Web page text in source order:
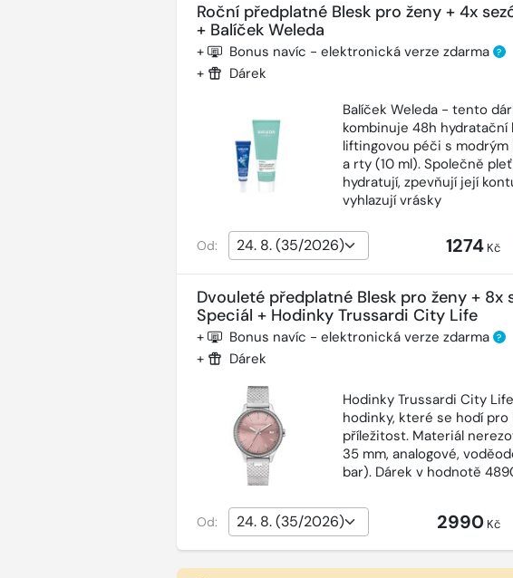
Roční předplatné Blesk pro ženy + 4x
+ Balíček Weleda
+ Bonus navíc - elektronická verze zdarma ?
+
Dárek
Balíček Weleda - tento
kombinuje 48h hydratační
liftingovou péči s
a rty (10 ml). Společně
hydratují, zpevňují její
vyhlazují vrásky
Od: 1274Kč
Dvouleté předplatné Blesk pro ženy + 8x
Speciál + Hodinky Trussardi City Life
+ Bonus navíc - elektronická verze zdarma ?
+ Dárek
Hodinky Trussardi City
hodinky, které se hodí pro
příležitost. Materiál
35 mm, analogové,
bar). Dárek v hodnotě
Od: 2990Kč